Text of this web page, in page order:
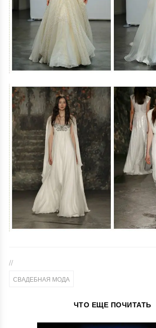
//
СВАДЕБНАЯ МОДА
ЧТО ЕЩЕ ПОЧИТАТЬ